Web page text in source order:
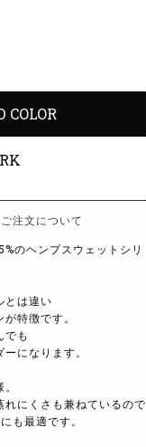
COLOR
ご注文について
のヘンプスウェットシリ
とは違い
特徴です。
でも
になります。
にくさも兼ねているので
も最適です。